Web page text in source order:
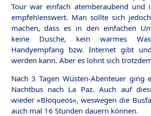
Tour war einfach atemberaubend und
empfehlenswert. Man sollte sich
machen, dass es in den einfachen
keine Dusche, kein warmes
Handyempfang bzw. Internet gibt
werden kann. Aber es lohnt sich
Nach 3 Tagen Wüsten-Abenteuer ging
Nachtbus nach La Paz. Auch auf
wieder »Bloqueos«, weswegen die
auch mal 16 Stunden dauern können.